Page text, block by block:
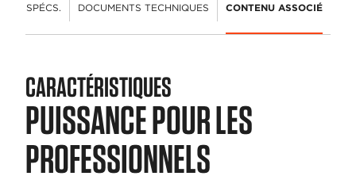
SPÉCS. DOCUMENTS TECHNIQUES CONTENU ASSOCIÉ
CARACTÉRISTIQUES
PUISSANCE POUR LES
PROFESSIONNELS